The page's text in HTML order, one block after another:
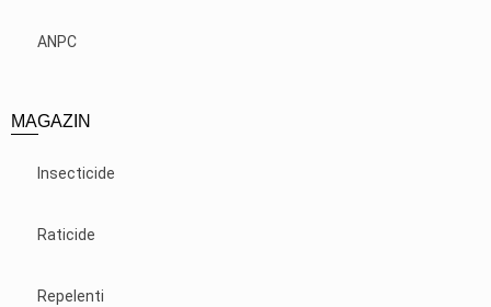
ANPC
MAGAZIN
Insecticide
Raticide
Repelenti